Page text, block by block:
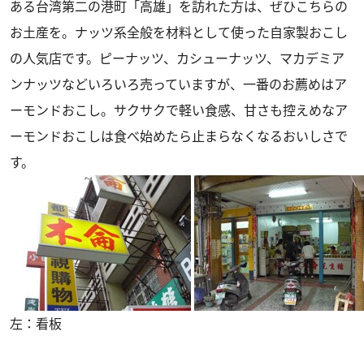
ある台湾第二の港町「高雄」を訪れた方は、ぜひこちらの
お土産を。ナッツ系全般を材料として使った自家製おこし
の人気店です。ピーナッツ、カシューナッツ、マカデミア
ンナッツなどいろいろ売っていますが、一番のお薦めはア
ーモンドおこし。サクサクで軽い食感、甘さも控えめなア
ーモンドおこしは食べ始めたら止まらなくなるおいしさで
す。
左：看板